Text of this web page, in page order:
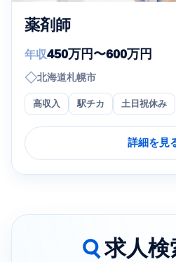
薬剤師
年収450万円〜600万円
◇北海道札幌市
高収入 駅チカ 土日祝休み
詳細を見
求人検